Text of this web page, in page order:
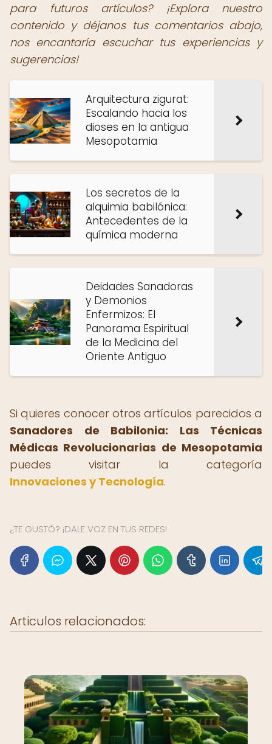
para futuros artículos? ¡Explora nuestro
contenido y déjanos tus comentarios abajo,
nos encantaría escuchar tus experiencias y
sugerencias!
Arquitectura zigurat:
Escalando hacia los
dioses en la antigua
Mesopotamia
Los secretos de la
alquimia babilónica:
Antecedentes de la
química moderna
Deidades Sanadoras
y Demonios
Enfermizos: El
Panorama Espiritual
de la Medicina del
Oriente Antiguo
Si quieres conocer otros artículos parecidos a
Sanadores de Babilonia: Las Técnicas
Médicas Revolucionarias de Mesopotamia
puedes visitar la categoría
Innovaciones y Tecnología.
¿TE GUSTÓ? ¡DALE VOZ EN TUS REDES!
Articulos relacionados: